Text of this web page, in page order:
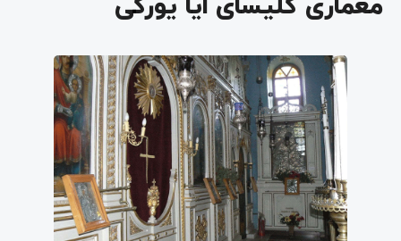
معماری کلیسای ایا یورگی